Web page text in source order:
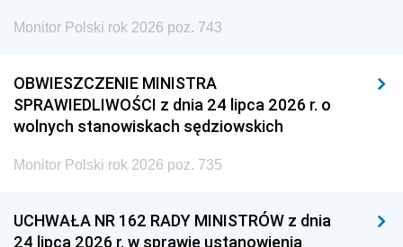
Monitor Polski rok 2026 poz. 743
OBWIESZCZENIE MINISTRA
SPRAWIEDLIWOŚCI z dnia 24 lipca 2026 r. o
wolnych stanowiskach sędziowskich
Monitor Polski rok 2026 poz. 735
UCHWAŁA NR 162 RADY MINISTRÓW z dnia
24 lipca 2026 r. w sprawie ustanowienia